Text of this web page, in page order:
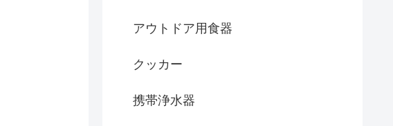
アウトドア用食器
クッカー
携帯浄水器